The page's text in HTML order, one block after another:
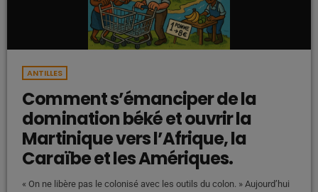
ANTILLES
Comment s’émanciper de la
domination béké et ouvrir la
Martinique vers l’Afrique, la
Caraïbe et les Amériques.
« On ne libère pas le colonisé avec les outils du colon. » Aujourd’hui